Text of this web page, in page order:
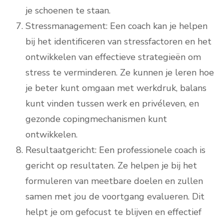
je schoenen te staan.
Stressmanagement: Een coach kan je helpen
bij het identificeren van stressfactoren en het
ontwikkelen van effectieve strategieën om
stress te verminderen. Ze kunnen je leren hoe
je beter kunt omgaan met werkdruk, balans
kunt vinden tussen werk en privéleven, en
gezonde copingmechanismen kunt
ontwikkelen.
Resultaatgericht: Een professionele coach is
gericht op resultaten. Ze helpen je bij het
formuleren van meetbare doelen en zullen
samen met jou de voortgang evalueren. Dit
helpt je om gefocust te blijven en effectief